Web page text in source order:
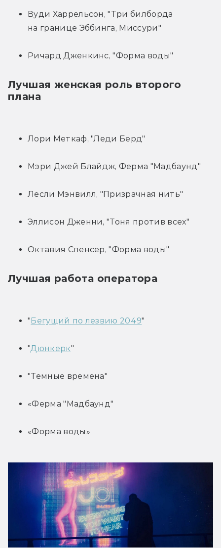
Вуди Харрельсон, "Три билборда
на границе Эббинга, Миссури"
Ричард Дженкинс, "Форма воды"
Лучшая женская роль второго
плана
Лори Меткаф, "Леди Берд"
Мэри Джей Блайдж, Ферма "Мадбаунд"
Лесли Мэнвилл, "Призрачная нить"
Эллисон Дженни, "Тоня против всех"
Октавия Спенсер, "Форма воды"
Лучшая работа оператора
"Бегущий по лезвию 2049"
"Дюнкерк"
"Темные времена"
«Ферма "Мадбаунд"
«Форма воды»